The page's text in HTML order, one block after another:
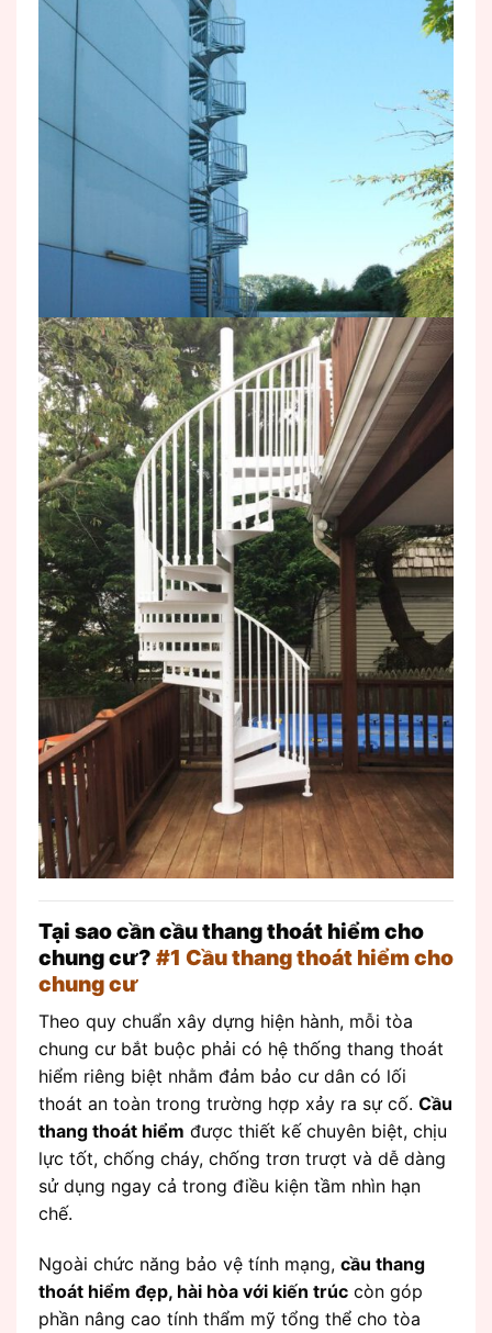
Tại sao cần cầu thang thoát hiểm cho
chung cư? #1 Cầu thang thoát hiểm cho
chung cư
Theo quy chuẩn xây dựng hiện hành, mỗi tòa
chung cư bắt buộc phải có hệ thống thang thoát
hiểm riêng biệt nhằm đảm bảo cư dân có lối
thoát an toàn trong trường hợp xảy ra sự cố. Cầu
thang thoát hiểm được thiết kế chuyên biệt, chịu
lực tốt, chống cháy, chống trơn trượt và dễ dàng
sử dụng ngay cả trong điều kiện tầm nhìn hạn
chế.
Ngoài chức năng bảo vệ tính mạng, cầu thang
thoát hiểm đẹp, hài hòa với kiến trúc còn góp
phần nâng cao tính thẩm mỹ tổng thể cho tòa